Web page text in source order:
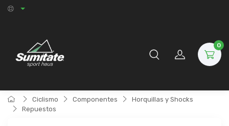
0
Ciclismo Componentes
Horquillas y Shocks
Repuestos